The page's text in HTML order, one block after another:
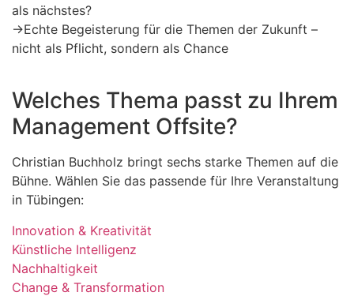
als nächstes?
→Echte Begeisterung für die Themen der Zukunft –
nicht als Pflicht, sondern als Chance
Welches Thema passt zu Ihrem
Management Offsite?
Christian Buchholz bringt sechs starke Themen auf die
Bühne. Wählen Sie das passende für Ihre Veranstaltung
in Tübingen:
Innovation & Kreativität
Künstliche Intelligenz
Nachhaltigkeit
Change & Transformation